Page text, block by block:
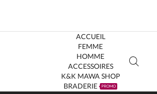
ACCUEIL
FEMME
HOMME
ACCESSOIRES
K&K MAWA SHOP
BRADERIE
PROMO